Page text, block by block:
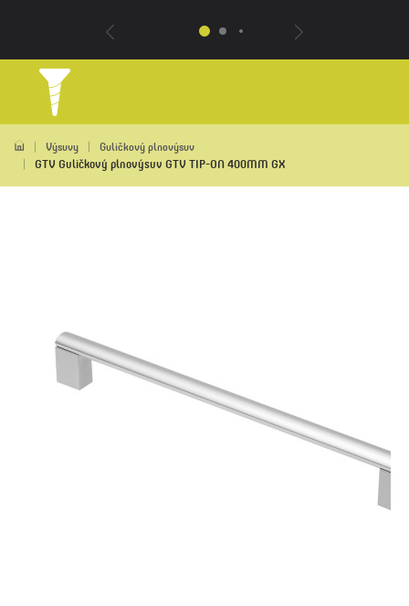
Výsuvy Guličkový plnovýsuv
GTV Guličkový plnovýsuv GTV TIP-ON 400MM GX